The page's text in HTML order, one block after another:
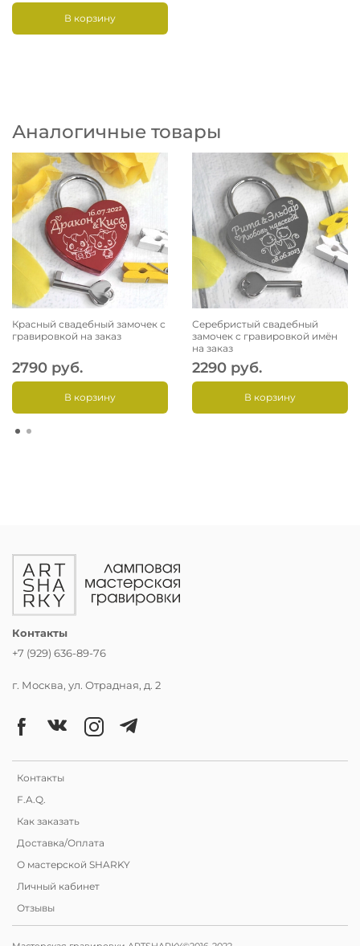
В корзину
Аналогичные товары
Красный свадебный замочек с
гравировкой на заказ
2790 руб.
В корзину
Серебристый свадебный
замочек с гравировкой имён
на заказ
2290 руб.
В корзину
Контакты
F.A.Q.
Как заказать
Доставка/Оплата
О мастерской SHARKY
Личный кабинет
Отзывы
Контакты
+7 (929) 636-89-76
г. Москва, ул. Отрадная, д. 2